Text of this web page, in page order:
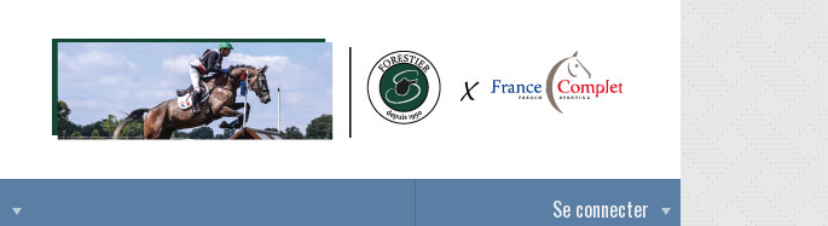
Se connecter
le 23 Janvier 2027 !